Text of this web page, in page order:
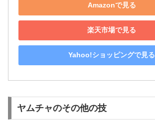
Amazonで見る
楽天市場で見る
Yahoo!ショッピングで見る
ヤムチャのその他の技